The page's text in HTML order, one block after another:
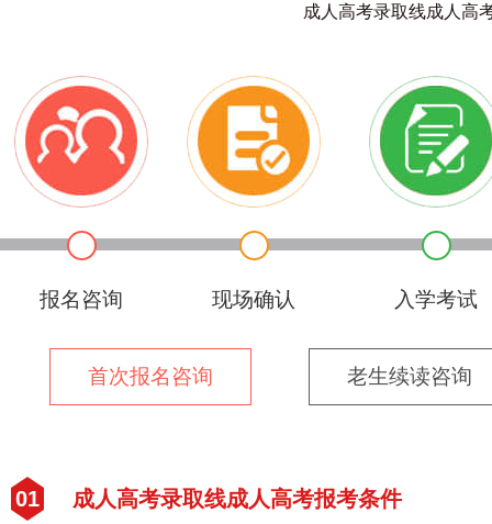
成人高考录取线成人高
报名咨询 现场确认 入学考试
首次报名咨询 老生续读咨询
01 成人高考录取线成人高考报考条件